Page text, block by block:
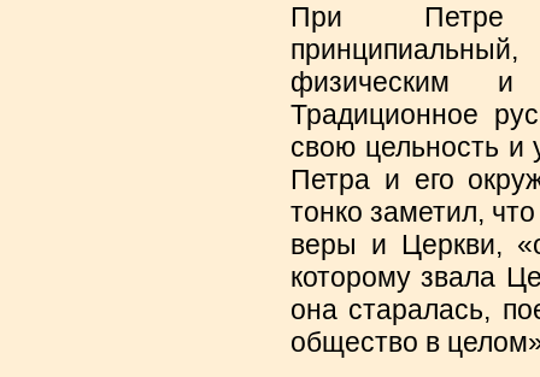
При Петре
физическим и
Традиционное
свою цельность и
Петра и его
тонко заметил,
веры и Церкви,
которому звала
она старалась,
общество в